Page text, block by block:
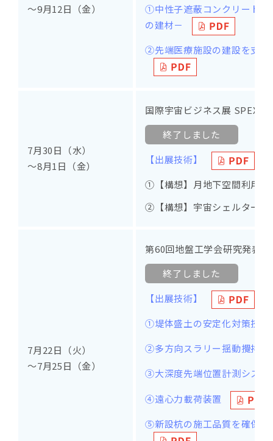
～9月12日（金）
①中性子遮蔽コンクリート
の建材－
②先端医療施設の建設を支え
7月30日（水）
～8月1日（金）
国際宇宙ビジネス展 SPEXA
終了しました
【出展技術】
①【構想】月地下空間利用・
②【構想】宇宙シェルター開
7月22日（火）
～7月25日（金）
第60回地盤工学会研究発表会
終了しました
【出展技術】
①堤体盛土の安定化対策技術
②多方向スラリー揺動攪拌工
③大深度先端位置計測システ
④遠心力載荷装置
⑤新設杭の施工品質を確保で